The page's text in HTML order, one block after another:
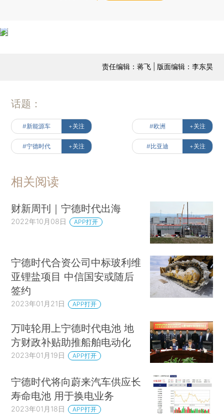
责任编辑：蒋飞 | 版面编辑：李东昊
话题：
#新能源车 +关注 #欧洲 +关注
#宁德时代 +关注 #比亚迪 +关注
相关阅读
财新周刊｜宁德时代出海
2022年10月08日 APP打开
宁德时代合资公司中标玻利维
亚锂盐项目 中信国安或随后
签约
2023年01月21日 APP打开
万吨轮用上宁德时代电池 地
方财政补贴助推船舶电动化
2023年01月19日 APP打开
宁德时代将向蔚来汽车供应长
寿命电池 用于换电业务
2023年01月18日 APP打开